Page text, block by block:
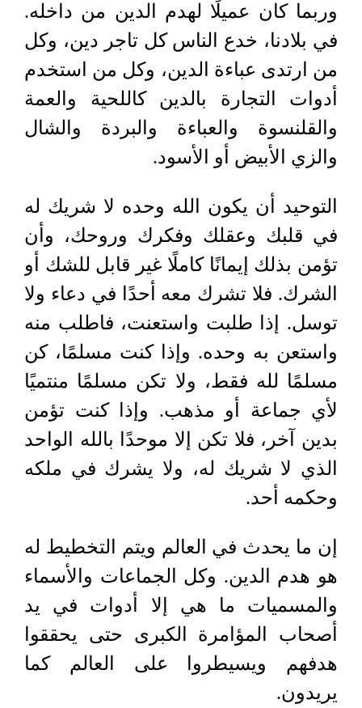
وربما كان عميلًا لهدم الدين من داخله.
في بلادنا، خدع الناس كل تاجر دين، وكل
من ارتدى عباءة الدين، وكل من استخدم
أدوات التجارة بالدين كاللحية والعمة
والقلنسوة والعباءة والبردة والشال
والزي الأبيض أو الأسود.
التوحيد أن يكون الله وحده لا شريك له
في قلبك وعقلك وفكرك وروحك، وأن
تؤمن بذلك إيمانًا كاملًا غير قابل للشك أو
الشرك. فلا تشرك معه أحدًا في دعاء ولا
توسل. إذا طلبت واستعنت، فاطلب منه
واستعن به وحده. وإذا كنت مسلمًا، كن
مسلمًا لله فقط، ولا تكن مسلمًا منتميًا
لأي جماعة أو مذهب. وإذا كنت تؤمن
بدين آخر، فلا تكن إلا موحدًا بالله الواحد
الذي لا شريك له، ولا يشرك في ملكه
وحكمه أحد.
إن ما يحدث في العالم ويتم التخطيط له
هو هدم الدين. وكل الجماعات والأسماء
والمسميات ما هي إلا أدوات في يد
أصحاب المؤامرة الكبرى حتى يحققوا
هدفهم ويسيطروا على العالم كما
يريدون.